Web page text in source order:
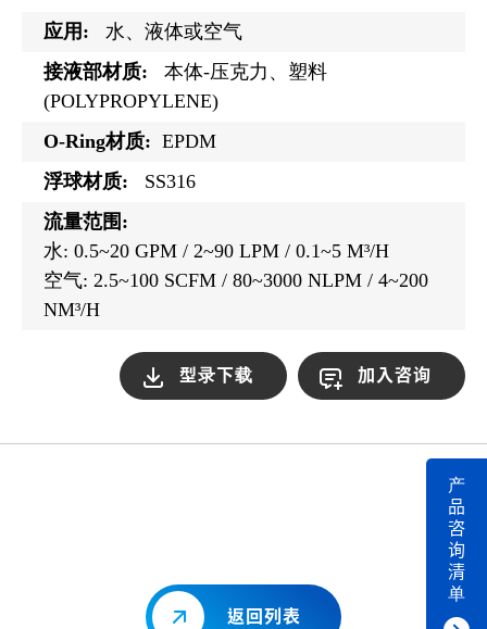
应用:水、液体或空气
接液部材质:本体-压克力、塑料
(POLYPROPYLENE)
O-Ring材质:EPDM
浮球材质: SS316
流量范围:
水: 0.5~20 GPM / 2~90 LPM / 0.1~5 M³/H
空气: 2.5~100 SCFM / 80~3000 NLPM / 4~200
NM³/H
型录下载 加入咨询
返回列表
产
品
咨
询
清
单